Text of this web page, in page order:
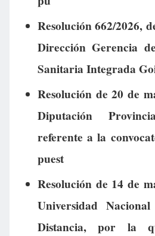
Resolución 662/2026,
Dirección Gerencia
Sanitaria Integrada
Resolución de 20 de
Diputación
referente a la
puest
Resolución de 14 de
Universidad
Distancia, por la